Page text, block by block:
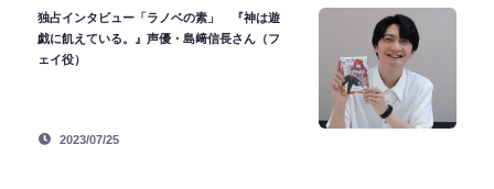
独占インタビュー「ラノベの素」 『神は遊
戯に飢えている。』声優・島﨑信長さん（フ
ェイ役）
2023/07/25